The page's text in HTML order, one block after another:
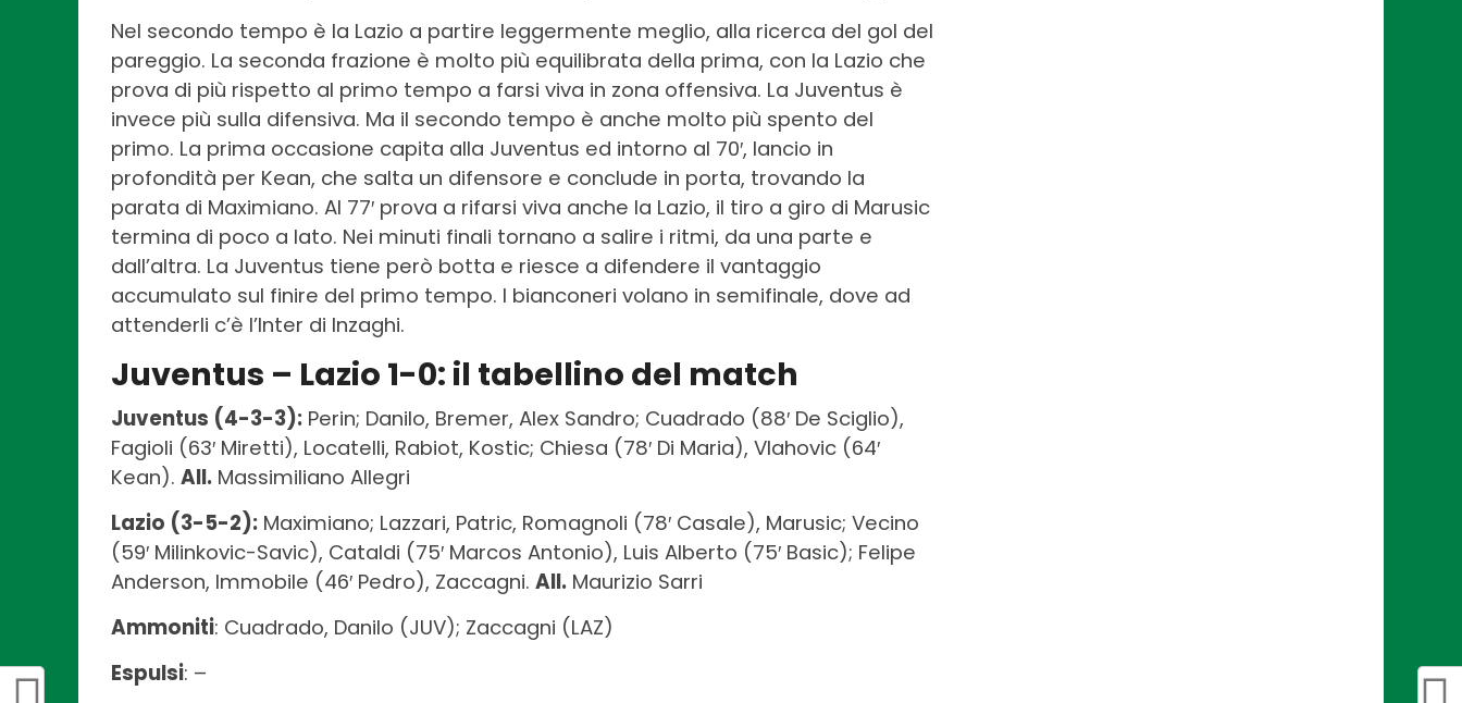
Nel secondo tempo è la Lazio a partire leggermente meglio, alla ricerca del gol del
pareggio. La seconda frazione è molto più equilibrata della prima, con la Lazio che
prova di più rispetto al primo tempo a farsi viva in zona offensiva. La Juventus è
invece più sulla difensiva. Ma il secondo tempo è anche molto più spento del
primo. La prima occasione capita alla Juventus ed intorno al 70′, lancio in
profondità per Kean, che salta un difensore e conclude in porta, trovando la
parata di Maximiano. Al 77′ prova a rifarsi viva anche la Lazio, il tiro a giro di Marusic
termina di poco a lato. Nei minuti finali tornano a salire i ritmi, da una parte e
dall’altra. La Juventus tiene però botta e riesce a difendere il vantaggio
accumulato sul finire del primo tempo. I bianconeri volano in semifinale, dove ad
attenderli c’è l’Inter di Inzaghi.
Juventus – Lazio 1-0: il tabellino del match
Juventus (4-3-3): Perin; Danilo, Bremer, Alex Sandro; Cuadrado (88′ De Sciglio),
Fagioli (63′ Miretti), Locatelli, Rabiot, Kostic; Chiesa (78′ Di Maria), Vlahovic (64′
Kean). All. Massimiliano Allegri
Lazio (3-5-2): Maximiano; Lazzari, Patric, Romagnoli (78′ Casale), Marusic; Vecino
(59′ Milinkovic-Savic), Cataldi (75′ Marcos Antonio), Luis Alberto (75′ Basic); Felipe
Anderson, Immobile (46′ Pedro), Zaccagni. All. Maurizio Sarri
Ammoniti: Cuadrado, Danilo (JUV); Zaccagni (LAZ)
Espulsi: –